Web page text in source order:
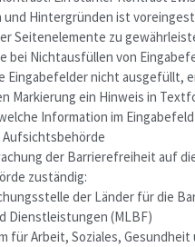
und Hintergründen ist
Seitenelemente zu
bei Nichtausfüllen von
Eingabefelder nicht ausgefüllt,
Markierung ein Hinweis in
Information im
der Barrierefreiheit auf
zuständig:
der Länder für die
Dienstleistungen (MLBF)
für Arbeit, Soziales, Gesundheit